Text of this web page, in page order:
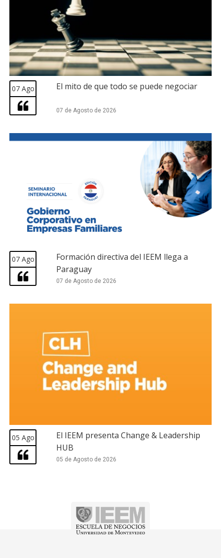
07 Ago El mito de que todo se puede negociar
07 de Agosto de 2026
07 Ago
Formación directiva del IEEM llega a
Paraguay
07 de Agosto de 2026
05 Ago
El IEEM presenta Change & Leadership
HUB
05 de Agosto de 2026